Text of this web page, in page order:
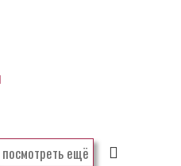
посмотреть ещё